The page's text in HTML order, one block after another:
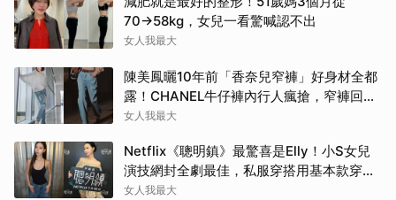
70→58kg，女兒一看驚喊認不出
女人我最大
陳美鳳曬10年前「香奈兒窄褲」好身材全都
露！CHANEL牛仔褲內行人瘋搶，窄褲回歸
必看這幾條
女人我最大
Netflix《聰明鎮》最驚喜是Elly！小S女兒
演技網封全劇最佳，私服穿搭用基本款穿出
高級感
女人我最大